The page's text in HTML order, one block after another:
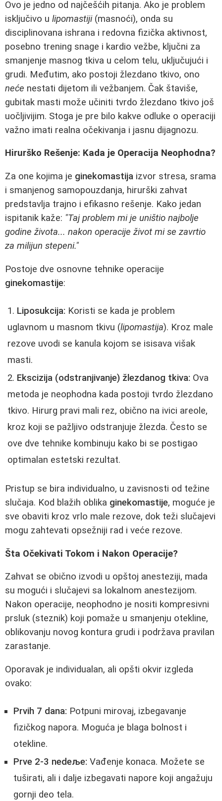
Ovo je jedno od najčešćih pitanja. Ako je problem
isključivo u lipomastiji(masnoći), onda su
disciplinovana ishrana i redovna fizička aktivnost,
posebno trening snage i kardio vežbe, ključni za
smanjenje masnog tkiva u celom telu, uključujući i
grudi. Međutim, ako postoji žlezdano tkivo, ono
neće nestati dijetom ili vežbanjem. Čak štaviše,
gubitak masti može učiniti tvrdo žlezdano tkivo još
uočljivijim. Stoga je pre bilo kakve odluke o operaciji
važno imati realna očekivanja i jasnu dijagnozu.
Hirurško Rešenje: Kada je Operacija Neophodna?
Za one kojima je ginekomastija izvor stresa, srama
i smanjenog samopouzdanja, hirurški zahvat
predstavlja trajno i efikasno rešenje. Kako jedan
ispitanik kaže: "Taj problem mi je uništio najbolje
godine života... nakon operacije život mi se zavrtio
za milijun stepeni."
Postoje dve osnovne tehnike operacije
ginekomastije:
Liposukcija: Koristi se kada je problem
uglavnom u masnom tkivu (lipomastija). Kroz male
rezove uvodi se kanula kojom se isisava višak
masti.
Ekscizija (odstranjivanje) žlezdanog tkiva: Ova
metoda je neophodna kada postoji tvrdo žlezdano
tkivo. Hirurg pravi mali rez, obično na ivici areole,
kroz koji se pažljivo odstranjuje žlezda. Često se
ove dve tehnike kombinuju kako bi se postigao
optimalan estetski rezultat.
Pristup se bira individualno, u zavisnosti od težine
slučaja. Kod blažih oblika ginekomastije, moguće je
sve obaviti kroz vrlo male rezove, dok teži slučajevi
mogu zahtevati opsežniji rad i veće rezove.
Šta Očekivati Tokom i Nakon Operacije?
Zahvat se obično izvodi u opštoj anesteziji, mada
su mogući i slučajevi sa lokalnom anestezijom.
Nakon operacije, neophodno je nositi kompresivni
prsluk (steznik) koji pomaže u smanjenju otekline,
oblikovanju novog kontura grudi i podržava pravilan
zarastanje.
Oporavak je individualan, ali opšti okvir izgleda
ovako:
Prvih 7 dana: Potpuni mirovaj, izbegavanje
fizičkog napora. Moguća je blaga bolnost i
otekline.
Prve 2-3 nedeље: Vađenje konaca. Možete se
tuširati, ali i dalje izbegavati napore koji angažuju
gornji deo tela.